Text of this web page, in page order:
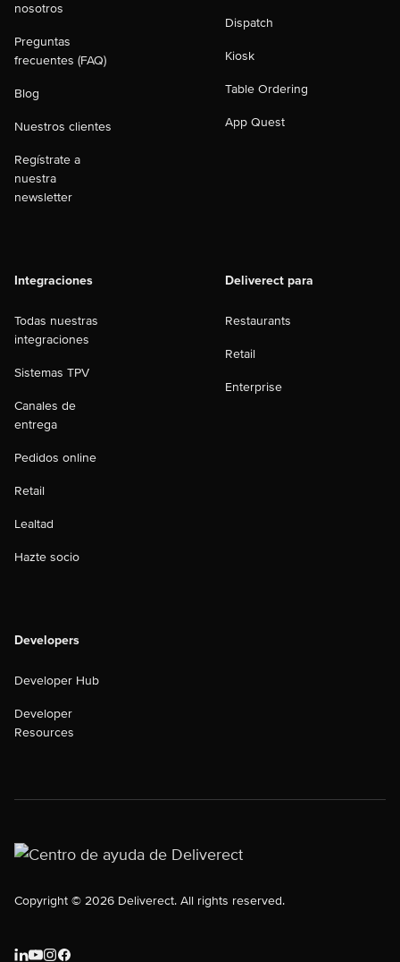
nosotros
Preguntas
frecuentes (FAQ)
Blog
Nuestros clientes
Regístrate a
nuestra
newsletter
Dispatch
Kiosk
Table Ordering
App Quest
Integraciones
Todas nuestras
integraciones
Sistemas TPV
Canales de
entrega
Pedidos online
Retail
Lealtad
Hazte socio
Deliverect para
Restaurants
Retail
Enterprise
Developers
Developer Hub
Developer
Resources
Copyright © 2026 Deliverect. All rights reserved.